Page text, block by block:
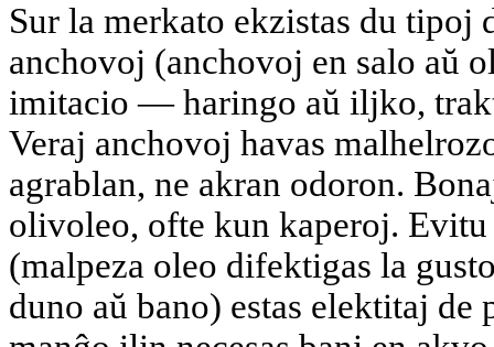
Sur la merkato ekzistas du tipoj
anchovoj (anchovoj en salo aŭ
imitacio — haringo aŭ iljko,
Veraj anchovoj havas
agrablan, ne akran odoron.
olivoleo, ofte kun kaperoj.
(malpeza oleo difektigas la
duno aŭ bano) estas elektitaj